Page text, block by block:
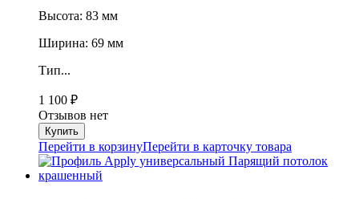
Высота: 83 мм
Ширина: 69 мм
Тип...
1 100 ₽
Отзывов нет
Перейти в корзинуПерейти в карточку товара